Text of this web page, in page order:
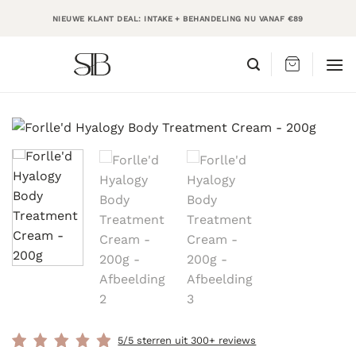
NIEUWE KLANT DEAL: INTAKE + BEHANDELING NU VANAF €89
5/5 sterren uit 300+ reviews